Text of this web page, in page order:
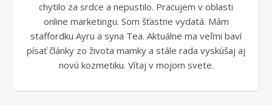
chytilo za srdce a nepustilo. Pracujem v oblasti
online marketingu. Som šťastne vydatá. Mám
staffordku Ayru a syna Tea. Aktuálne ma veľmi baví
písať články zo života mamky a stále rada vyskúšaj aj
novú kozmetiku. Vítaj v mojom svete.